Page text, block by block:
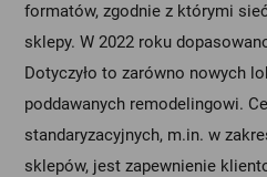
formatów, zgodnie z którymi
sklepy. W 2022 roku
Dotyczyło to zarówno nowych
poddawanych remodelingowi.
standaryzacyjnych, m.in. w
sklepów, jest zapewnienie